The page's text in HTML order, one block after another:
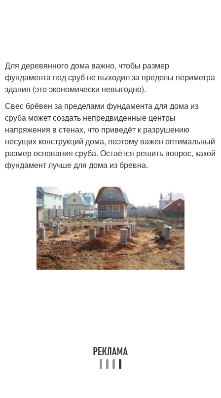
Для деревянного дома важно, чтобы размер
фундамента под сруб не выходил за пределы периметра
здания (это экономически невыгодно).
Свес брёвен за пределами фундамента для дома из
сруба может создать непредвиденные центры
напряжения в стенах, что приведёт к разрушению
несущих конструкций дома, поэтому важен оптимальный
размер основания сруба. Остаётся решить вопрос, какой
фундамент лучше для дома из бревна.